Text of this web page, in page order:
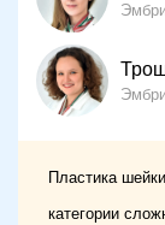
Пластика
категории